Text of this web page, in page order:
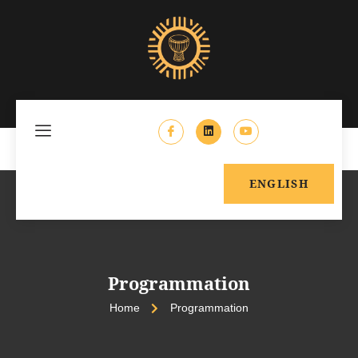
ENGLISH
Programmation
Home Programmation